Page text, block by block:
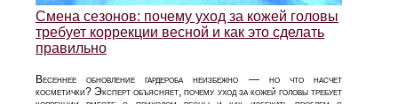
Смена сезонов: почему уход за кожей головы
требует коррекции весной и как это сделать
правильно
Весеннее обновление гардероба неизбежно — но что насчет
косметички? Эксперт объясняет, почему уход за кожей головы требует